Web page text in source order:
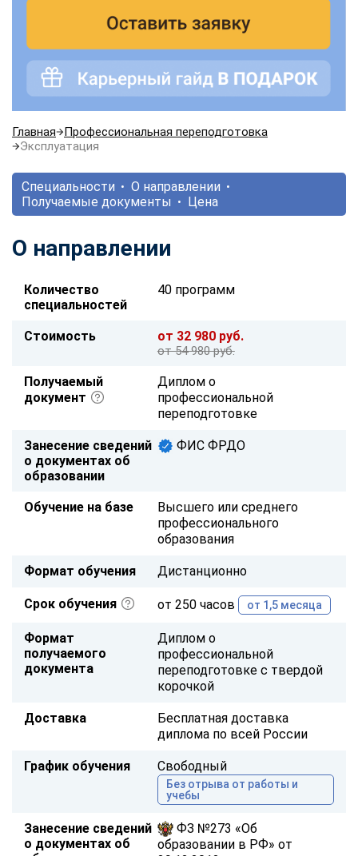
Главная
Профессиональная переподготовка
Эксплуатация
Специальности
О направлении
Получаемые документы
Цена
О направлении
Количество
специальностей
40 программ
Стоимость от 32 980 руб.
от 54 980 руб.
Получаемый
документ
Диплом о
профессиональной
переподготовке
Занесение сведений
о документах об
образовании
ФИС ФРДО
Обучение на базе
Высшего или среднего
профессионального
образования
Формат обучения Дистанционно
Срок обучения от 250 часов от 1,5 месяца
Формат
получаемого
документа
Диплом о
профессиональной
переподготовке с твердой
корочкой
Доставка
Бесплатная доставка
диплома по всей России
График обучения Свободный
Без отрыва от работы и
учебы
Занесение сведений
о документах об
ФЗ №273 «Об
образовании в РФ» от